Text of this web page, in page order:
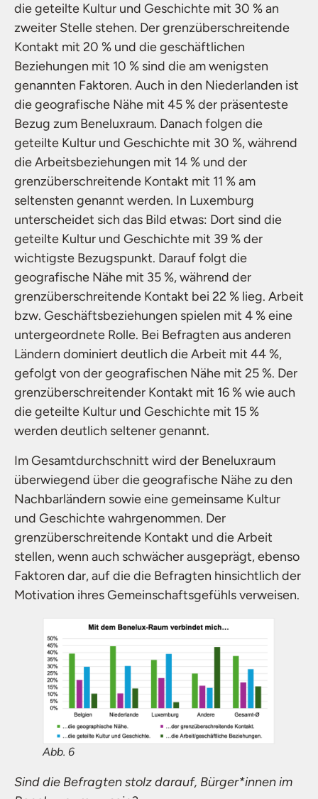
die geteilte Kultur und Geschichte mit 30 % an
zweiter Stelle stehen. Der grenzüberschreitende
Kontakt mit 20 % und die geschäftlichen
Beziehungen mit 10 % sind die am wenigsten
genannten Faktoren. Auch in den Niederlanden ist
die geografische Nähe mit 45 % der präsenteste
Bezug zum Beneluxraum. Danach folgen die
geteilte Kultur und Geschichte mit 30 %, während
die Arbeitsbeziehungen mit 14 % und der
grenzüberschreitende Kontakt mit 11 % am
seltensten genannt werden. In Luxemburg
unterscheidet sich das Bild etwas: Dort sind die
geteilte Kultur und Geschichte mit 39 % der
wichtigste Bezugspunkt. Darauf folgt die
geografische Nähe mit 35 %, während der
grenzüberschreitende Kontakt bei 22 % lieg. Arbeit
bzw. Geschäftsbeziehungen spielen mit 4 % eine
untergeordnete Rolle. Bei Befragten aus anderen
Ländern dominiert deutlich die Arbeit mit 44 %,
gefolgt von der geografischen Nähe mit 25 %. Der
grenzüberschreitender Kontakt mit 16 % wie auch
die geteilte Kultur und Geschichte mit 15 %
werden deutlich seltener genannt.
Im Gesamtdurchschnitt wird der Beneluxraum
überwiegend über die geografische Nähe zu den
Nachbarländern sowie eine gemeinsame Kultur
und Geschichte wahrgenommen. Der
grenzüberschreitende Kontakt und die Arbeit
stellen, wenn auch schwächer ausgeprägt, ebenso
Faktoren dar, auf die die Befragten hinsichtlich der
Motivation ihres Gemeinschaftsgefühls verweisen.
Abb. 6
Sind die Befragten stolz darauf, Bürger*innen im